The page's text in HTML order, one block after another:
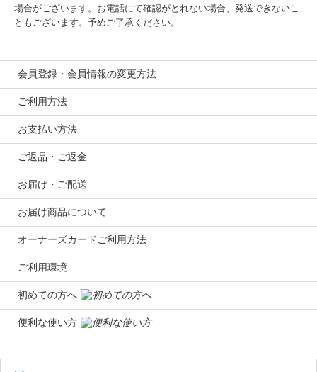
場合がございます。お電話にて確認がとれない場合、発送できないこ
ともございます。予めご了承ください。
会員登録・会員情報の変更方法
ご利用方法
お支払い方法
ご返品・ご返金
お届け・ご配送
お届け商品について
オーナーズカードご利用方法
ご利用環境
初めての方へ
便利な使い方